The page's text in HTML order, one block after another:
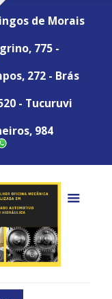
de Morais
775 -
272 - Brás
- Tucuruvi
984